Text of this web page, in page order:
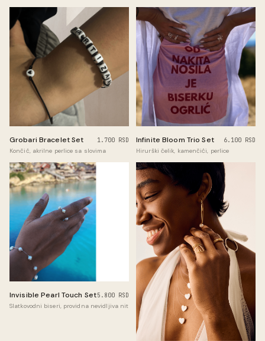
Grobari Bracelet Set
1.700 RSD
Končić, akrilne perlice sa slovima
Infinite Bloom Trio Set
6.100 RSD
Hirurški čelik, kamenčići, perlice
Invisible Pearl Touch Set5.800 RSD
Slatkovodni biseri, providna nevidljiva nit